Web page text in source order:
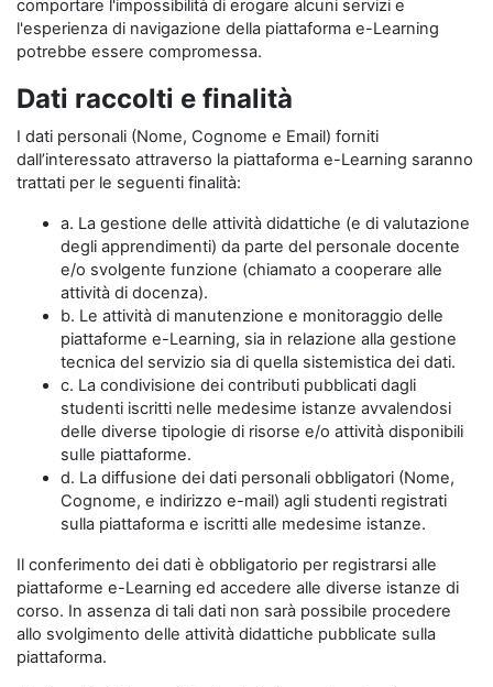
comportare l'impossibilità di erogare alcuni servizi e
l'esperienza di navigazione della piattaforma e-Learning
potrebbe essere compromessa.
Dati raccolti e finalità
I dati personali (Nome, Cognome e Email) forniti
dall’interessato attraverso la piattaforma e-Learning saranno
trattati per le seguenti finalità:
a. La gestione delle attività didattiche (e di valutazione
degli apprendimenti) da parte del personale docente
e/o svolgente funzione (chiamato a cooperare alle
attività di docenza).
b. Le attività di manutenzione e monitoraggio delle
piattaforme e-Learning, sia in relazione alla gestione
tecnica del servizio sia di quella sistemistica dei dati.
c. La condivisione dei contributi pubblicati dagli
studenti iscritti nelle medesime istanze avvalendosi
delle diverse tipologie di risorse e/o attività disponibili
sulle piattaforme.
d. La diffusione dei dati personali obbligatori (Nome,
Cognome, e indirizzo e-mail) agli studenti registrati
sulla piattaforma e iscritti alle medesime istanze.
Il conferimento dei dati è obbligatorio per registrarsi alle
piattaforme e-Learning ed accedere alle diverse istanze di
corso. In assenza di tali dati non sarà possibile procedere
allo svolgimento delle attività didattiche pubblicate sulla
piattaforma.